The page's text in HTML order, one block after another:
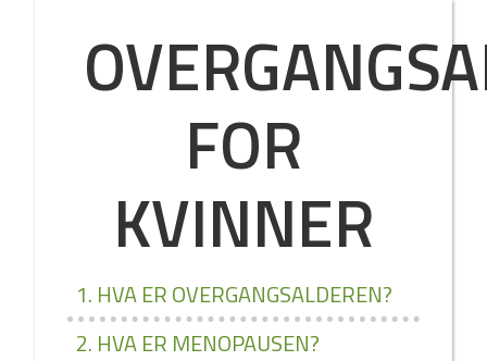
FOR
KVINNER
1. HVA ER OVERGANGSALDEREN?
2. HVA ER MENOPAUSEN?